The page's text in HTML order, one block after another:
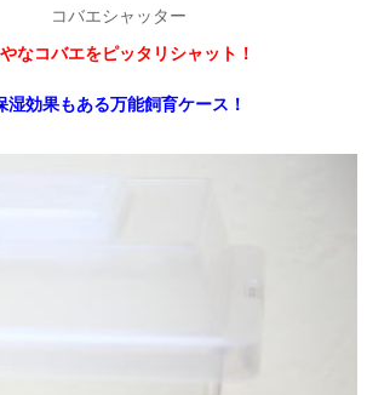
コバエシャッター
なコバエをピッタリシャット！
湿効果もある万能飼育ケース！